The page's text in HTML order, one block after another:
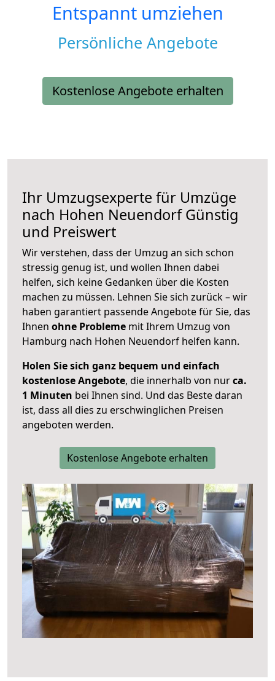
Entspannt umziehen
Persönliche Angebote
Kostenlose Angebote erhalten
Ihr Umzugsexperte für Umzüge
nach Hohen NeuendorfGünstig
und Preiswert
Wir verstehen, dass der Umzug an sich schon
stressig genug ist, und wollen Ihnen dabei
helfen, sich keine Gedanken über die Kosten
machen zu müssen. Lehnen Sie sich zurück – wir
haben garantiert passende Angebote für Sie, das
Ihnen ohne Probleme mit Ihrem Umzug von
Hamburg nach Hohen Neuendorf helfen kann.
Holen Sie sich ganz bequem und einfach
kostenlose Angebote, die innerhalb von nurca.
1 Minuten bei Ihnen sind. Und das Beste daran
ist, dass all dies zu erschwinglichen Preisen
angeboten werden.
Kostenlose Angebote erhalten